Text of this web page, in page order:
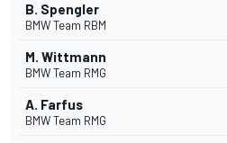
B. Spengler
BMW Team RBM
M. Wittmann
BMW Team RMG
A. Farfus
BMW Team RMG